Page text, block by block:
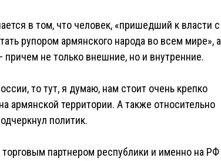
в том, что человек, «пришедший к власти с
рупором армянского народа во всем мире», а
не только внешние, но и внутренние.
то тут, я думаю, нам стоит очень крепко
армянской территории. А также относительно
политик.
партнером республики и именно на РФ